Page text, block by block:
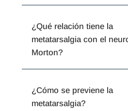
¿Qué relación tiene la
metatarsalgia con el
Morton?
¿Cómo se previene la
metatarsalgia?